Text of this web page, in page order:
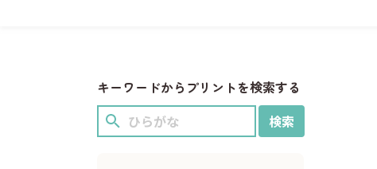
計画表
イベント
キーワードからプリントを検索する